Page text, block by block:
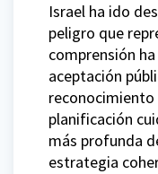
Israel ha ido
peligro que
comprensión
aceptación
reconocimiento
planificación
más profunda
estrategia